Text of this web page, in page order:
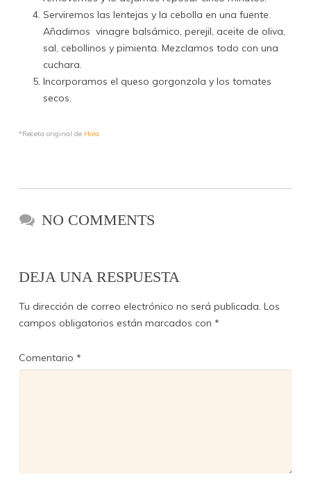
Serviremos las lentejas y la cebolla en una fuente.
Añadimos vinagre balsámico, perejil, aceite de oliva,
sal, cebollinos y pimienta. Mezclamos todo con una
cuchara.
Incorporamos el queso gorgonzola y los tomates
secos.
*Receta original de Hola
NO COMMENTS
DEJA UNA RESPUESTA
Tu dirección de correo electrónico no será publicada. Los
campos obligatorios están marcados con *
Comentario *